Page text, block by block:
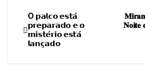
Navegação
de
𝐍𝐨𝐢𝐭𝐞
O 𝗽𝗮𝗹𝗰𝗼 𝗲𝘀𝘁𝗮́
𝗽𝗿𝗲𝗽𝗮𝗿𝗮𝗱𝗼 𝗲 𝗼
𝗺𝗶𝘀𝘁𝗲́𝗿𝗶𝗼 𝗲𝘀𝘁𝗮́
𝗹𝗮𝗻𝗰̧𝗮𝗱𝗼